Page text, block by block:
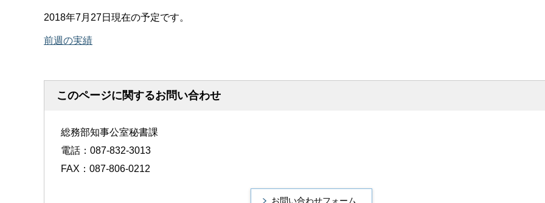
2018年7月27日現在の予定です。
前週の実績
このページに関するお問い合わせ
総務部知事公室秘書課
電話：087-832-3013
FAX：087-806-0212